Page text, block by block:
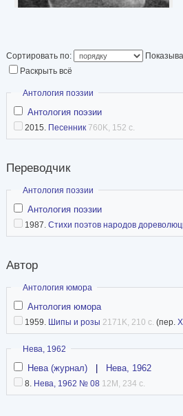
Сортировать по:
Раскрыть всё
Скрыть
Антология поэзии
Антология поэзии
2015. Песенник 760K, 152 с.
Переводчик
Скрыть
Антология поэзии
Антология поэзии
1987. Стихи поэтов народов
Автор
Скрыть
Антология юмора
Антология юмора
1959. Шипы и розы 2171K, 210 с. (пер.
Скрыть
Нева, 1962
Нева (журнал) Нева, 1962
8. Нева, 1962 № 08 12M, 234 с.